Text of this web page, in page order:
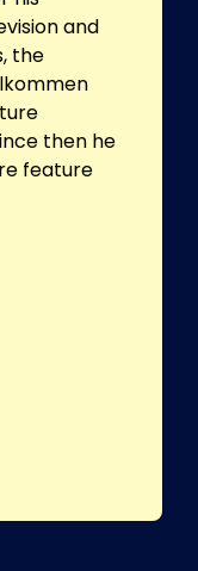
and
the
then he
feature